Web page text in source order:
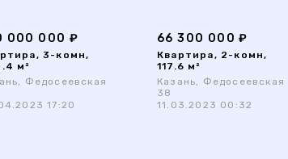
000 000 ₽
3-комн,
м²
Федосеевская
17:20
66 300 000 ₽
Квартира, 2-комн,
117.6 м²
Казань, Федосеевская
38
11.03.2023 00:32